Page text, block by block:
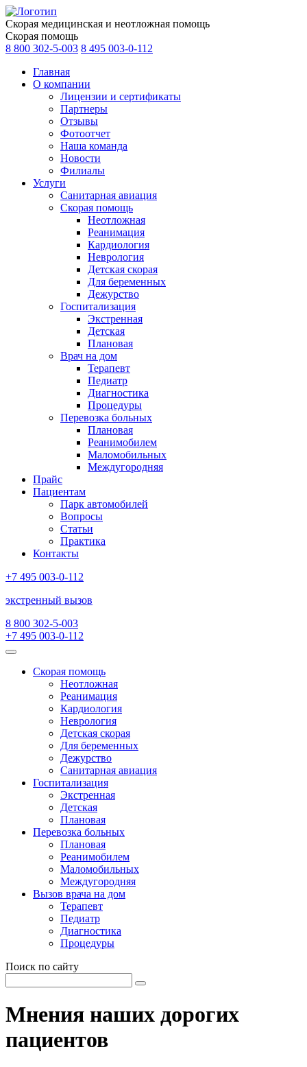
Скорая медицинская и неотложная помощь
Скорая помощь
8 800 302-5-003 8 495 003-0-112
Главная
О компании
Лицензии и сертификаты
Партнеры
Отзывы
Фотоотчет
Наша команда
Новости
Филиалы
Услуги
Санитарная авиация
Скорая помощь
Неотложная
Реанимация
Кардиология
Неврология
Детская скорая
Для беременных
Дежурство
Госпитализация
Экстренная
Детская
Плановая
Врач на дом
Терапевт
Педиатр
Диагностика
Процедуры
Перевозка больных
Плановая
Реанимобилем
Маломобильных
Междугородняя
Прайс
Пациентам
Парк автомобилей
Вопросы
Статьи
Практика
Контакты
+7 495 003-0-112
экстренный вызов
8 800 302-5-003
+7 495 003-0-112
Скорая помощь
Неотложная
Реанимация
Кардиология
Неврология
Детская скорая
Для беременных
Дежурство
Санитарная авиация
Госпитализация
Экстренная
Детская
Плановая
Перевозка больных
Плановая
Реанимобилем
Маломобильных
Междугородняя
Вызов врача на дом
Терапевт
Педиатр
Диагностика
Процедуры
Поиск по сайту
Мнения наших дорогих
пациентов